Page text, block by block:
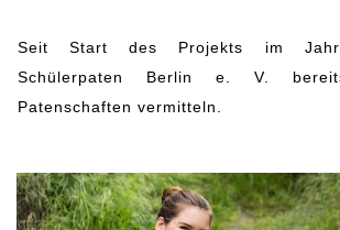
Seit Start des Projekts im
Schülerpaten Berlin e. V.
Patenschaften vermitteln.